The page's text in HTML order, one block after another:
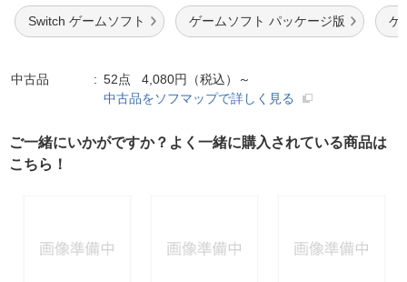
Switch ゲームソフト ゲームソフト パッケージ版 ゲ
中古品
52点 4,080円（税込）～
中古品をソフマップで詳しく見る
ご一緒にいかがですか？よく一緒に購入されている商品は
こちら！